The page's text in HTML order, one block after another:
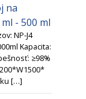
na
- 500 ml
NP-J4
Kapacita:
≥98%
[…]